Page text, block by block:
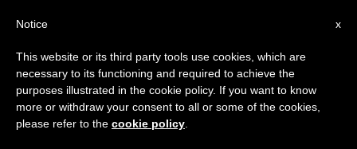
ETIQUETA
Posts Tagged
×
Aviso importante
Del 27 de julio al 7 de agosto haremos la pausa
anual, aprovechando que en el periodo de verano
se generan menos informaciones y también el
x
Notice
This website or its third party tools use cookies, which are
necessary to its functioning and required to achieve the
purposes illustrated in the cookie policy. If you want to know
more or withdraw your consent to all or some of the cookies,
please refer to the cookie policy